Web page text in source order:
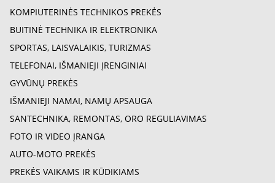
KOMPIUTERINĖS TECHNIKOS PREKĖS
BUITINĖ TECHNIKA IR ELEKTRONIKA
SPORTAS, LAISVALAIKIS, TURIZMAS
TELEFONAI, IŠMANIEJI ĮRENGINIAI
GYVŪNŲ PREKĖS
IŠMANIEJI NAMAI, NAMŲ APSAUGA
SANTECHNIKA, REMONTAS, ORO REGULIAVIMAS
FOTO IR VIDEO ĮRANGA
AUTO-MOTO PREKĖS
PREKĖS VAIKAMS IR KŪDIKIAMS